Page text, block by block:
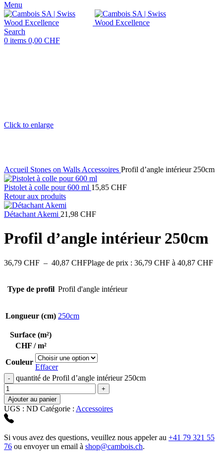
Menu
Search
0 items 0,00 CHF
Click to enlarge
Accueil Stones on Walls Accessoires Profil d’angle intérieur 250cm
Pistolet à colle pour 600 ml 15,85 CHF
Retour aux produits
Détachant Akemi 21,98 CHF
Profil d’angle intérieur 250cm
36,79 CHF – 40,87 CHFPlage de prix : 36,79 CHF à 40,87 CHF
Type de profil Profil d'angle intérieur
Longueur (cm) 250cm
Surface (m²)
CHF / m²
Couleur
Effacer
quantité de Profil d’angle intérieur 250cm
Ajouter au panier
UGS : ND Catégorie : Accessoires
Si vous avez des questions, veuillez nous appeler au +41 79 321 55
76 ou envoyer un email à shop@cambois.ch.